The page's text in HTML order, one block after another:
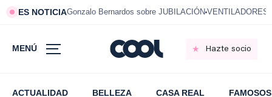
ES NOTICIAGonzalo Bernardos sobre JUBILACIÓN VENTILADORES
MENÚ Hazte socio
ACTUALIDAD BELLEZA CASA REAL FAMOSOS